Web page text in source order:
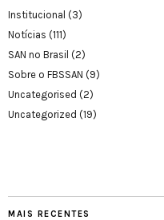
Institucional (3)
Notícias (111)
SAN no Brasil (2)
Sobre o FBSSAN (9)
Uncategorised (2)
Uncategorized (19)
MAIS RECENTES